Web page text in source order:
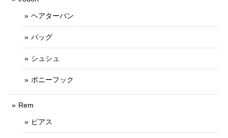
ヘアターバン
バッグ
シュシュ
ポニーフック
Rem
ピアス